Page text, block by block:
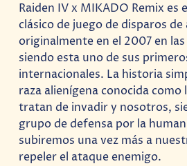
Raiden IV x MIKADO Remix
clásico de juego de disparos
originalmente en el 2007 en
siendo esta uno de sus
internacionales. La historia
raza alienígena conocida como
tratan de invadir y nosotros,
grupo de defensa por la
subiremos una vez más a
repeler el ataque enemigo.